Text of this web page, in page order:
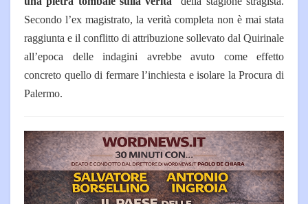
Secondo l’ex magistrato, la verità completa non è mai stata
raggiunta e il conflitto di attribuzione sollevato dal Quirinale
all’epoca delle indagini avrebbe avuto come effetto
concreto quello di fermare l’inchiesta e isolare la Procura di
Palermo.